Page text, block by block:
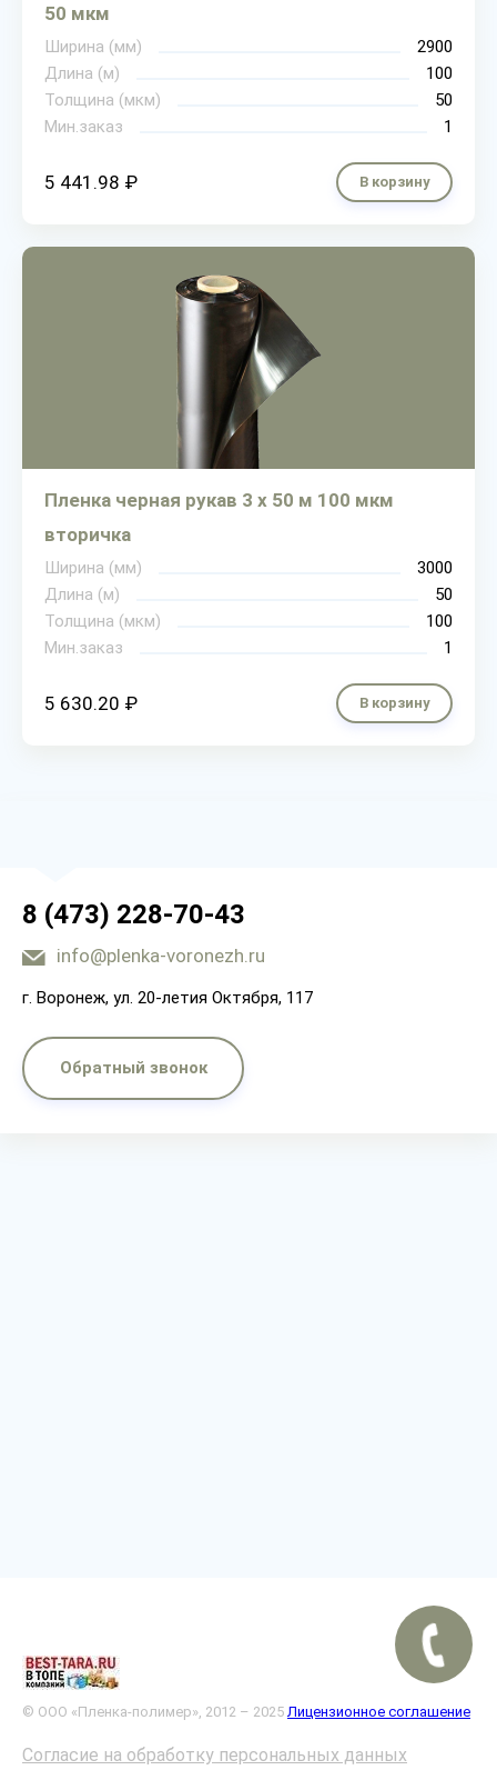
50 мкм
Ширина (мм)
2900
Длина (м)
100
Толщина (мкм)
50
Мин.заказ
1
5 441.98 ₽ В корзину
Пленка черная рукав 3 х 50 м 100 мкм
вторичка
Ширина (мм)
3000
Длина (м)
50
Толщина (мкм)
100
Мин.заказ
1
5 630.20 ₽ В корзину
8 (473) 228-70-43
info@plenka-voronezh.ru
г. Воронеж, ул. 20-летия Октября, 117
Обратный звонок
© ООО «Пленка-полимер», 2012 – 2025 Лицензионное соглашение
Согласие на обработку персональных данных